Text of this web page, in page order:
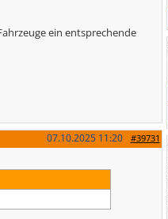
ein entsprechende
#39731
07.10.2025 11:20